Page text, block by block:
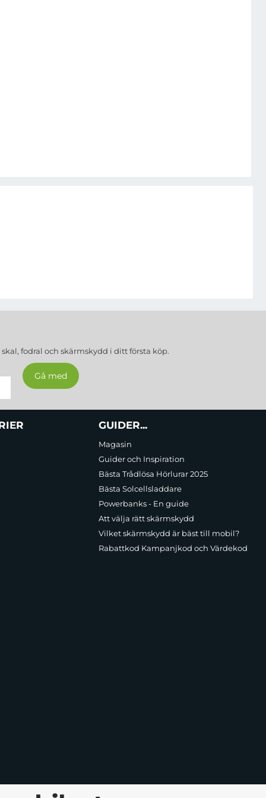
skal, fodral och skärmskydd i ditt första köp.
GUIDER...
Magasin
Guider och Inspiration
Bästa Trådlösa Hörlurar 2025
Bästa Solcellsladdare
Powerbanks - En guide
Att välja rätt skärmskydd
Vilket skärmskydd är bäst till mobil?
Rabattkod Kampanjkod och Värdekod